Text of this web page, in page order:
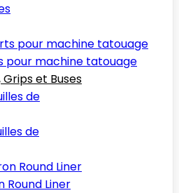
pour machine tatouage
et Buses
de
de
Round Liner